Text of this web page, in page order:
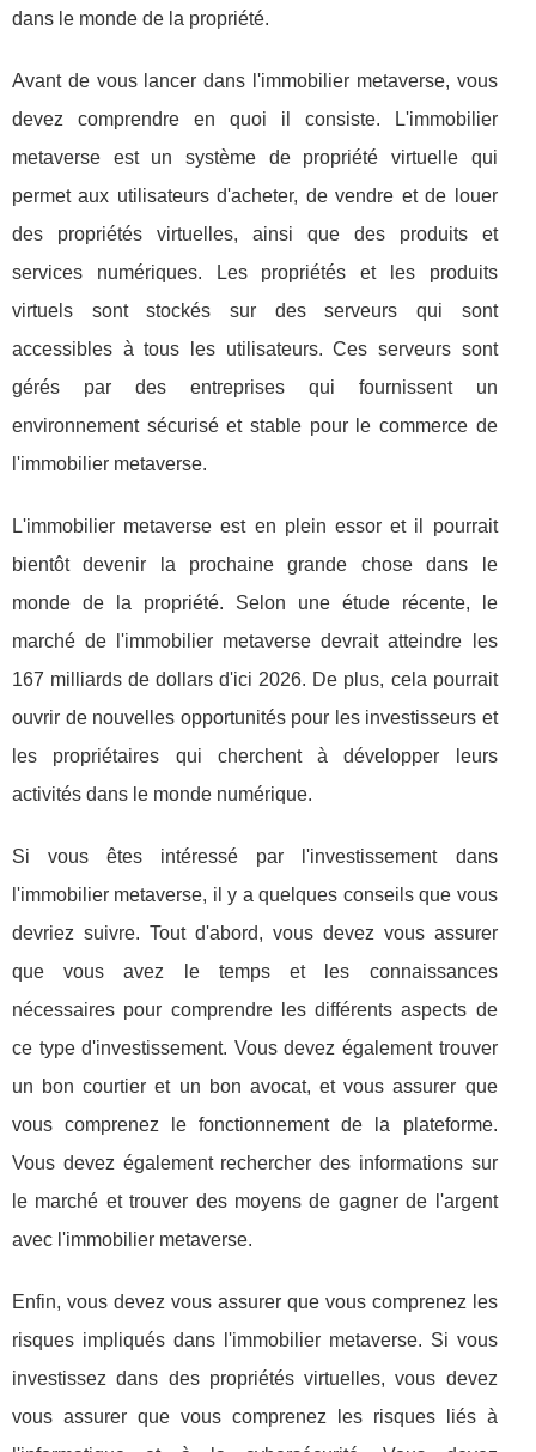
dans le monde de la propriété.
Avant de vous lancer dans l'immobilier metaverse, vous
devez comprendre en quoi il consiste. L'immobilier
metaverse est un système de propriété virtuelle qui
permet aux utilisateurs d'acheter, de vendre et de louer
des propriétés virtuelles, ainsi que des produits et
services numériques. Les propriétés et les produits
virtuels sont stockés sur des serveurs qui sont
accessibles à tous les utilisateurs. Ces serveurs sont
gérés par des entreprises qui fournissent un
environnement sécurisé et stable pour le commerce de
l'immobilier metaverse.
L'immobilier metaverse est en plein essor et il pourrait
bientôt devenir la prochaine grande chose dans le
monde de la propriété. Selon une étude récente, le
marché de l'immobilier metaverse devrait atteindre les
167 milliards de dollars d'ici 2026. De plus, cela pourrait
ouvrir de nouvelles opportunités pour les investisseurs et
les propriétaires qui cherchent à développer leurs
activités dans le monde numérique.
Si vous êtes intéressé par l'investissement dans
l'immobilier metaverse, il y a quelques conseils que vous
devriez suivre. Tout d'abord, vous devez vous assurer
que vous avez le temps et les connaissances
nécessaires pour comprendre les différents aspects de
ce type d'investissement. Vous devez également trouver
un bon courtier et un bon avocat, et vous assurer que
vous comprenez le fonctionnement de la plateforme.
Vous devez également rechercher des informations sur
le marché et trouver des moyens de gagner de l'argent
avec l'immobilier metaverse.
Enfin, vous devez vous assurer que vous comprenez les
risques impliqués dans l'immobilier metaverse. Si vous
investissez dans des propriétés virtuelles, vous devez
vous assurer que vous comprenez les risques liés à